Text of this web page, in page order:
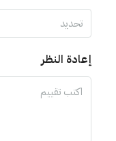
تحديد
إعادة النظر